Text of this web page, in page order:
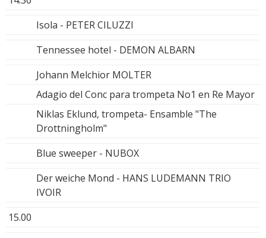
Isola - PETER CILUZZI
Tennessee hotel - DEMON ALBARN
Johann Melchior MOLTER
Adagio del Conc para trompeta No1 en Re Mayor
Niklas Eklund, trompeta- Ensamble "The
Drottningholm"
Blue sweeper - NUBOX
Der weiche Mond - HANS LUDEMANN TRIO
IVOIR
15.00